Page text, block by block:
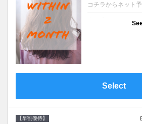
コチラからネット
Select
【早割優待】